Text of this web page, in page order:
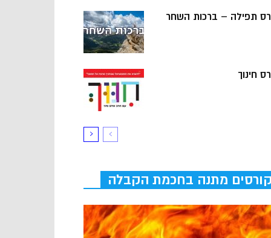
תפילה – ברכות השחר
חינוך
קורסים מתנה בחכמת הקבלה